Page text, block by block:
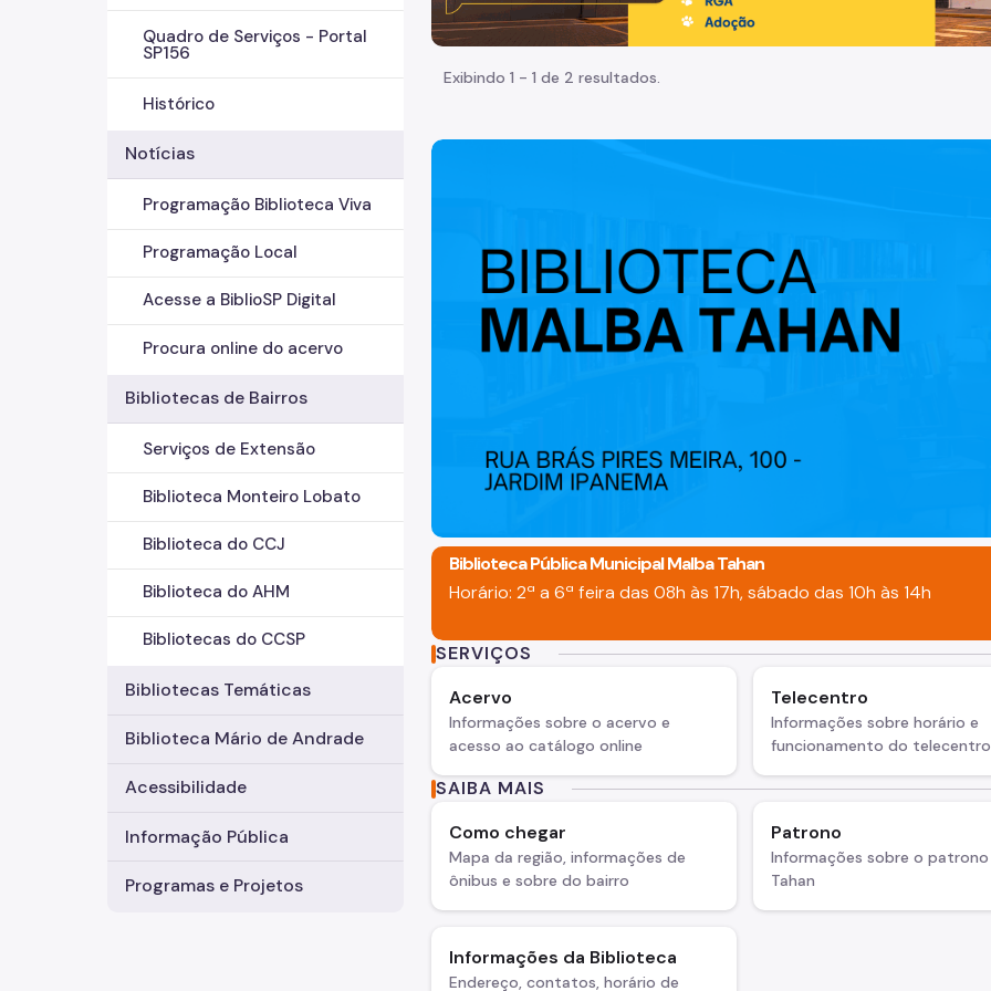
Quadro de Serviços - Portal
SP156
Histórico
Notícias
Programação Biblioteca Viva
Programação Local
Acesse a BiblioSP Digital
Procura online do acervo
Bibliotecas de Bairros
Serviços de Extensão
Biblioteca Monteiro Lobato
Biblioteca do CCJ
Biblioteca do AHM
Bibliotecas do CCSP
Bibliotecas Temáticas
Biblioteca Mário de Andrade
Acessibilidade
Informação Pública
Programas e Projetos
Exibindo 1 - 1 de 2 resultados.
Biblioteca Pública Municipal Malba Tahan
Horário: 2ª a 6ª feira das 08h às 17h, sábado das 10h às 14h
SERVIÇOS
Acervo
Informações sobre o acervo e
acesso ao catálogo online
Telecentro
Informações sobre horário e
funcionamento do telecentro
SAIBA MAIS
Como chegar
Mapa da região, informações de
ônibus e sobre do bairro
Patrono
Informações sobre o patrono
Tahan
Informações da Biblioteca
Endereço, contatos, horário de